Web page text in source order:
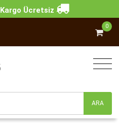
Kargo Ücretsiz
0